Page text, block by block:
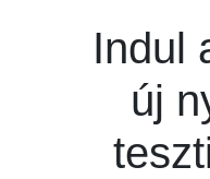
Indul
új